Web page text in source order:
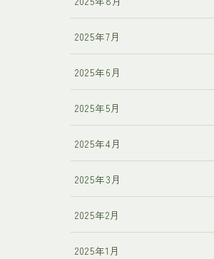
2025年7月
2025年6月
2025年5月
2025年4月
2025年3月
2025年2月
2025年1月